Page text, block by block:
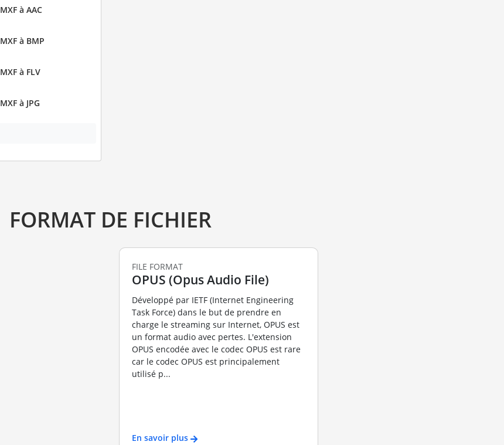
MXF à AAC
MXF à BMP
MXF à FLV
MXF à JPG
FORMAT DE FICHIER
FILE FORMAT
OPUS (Opus Audio File)
Développé par IETF (Internet Engineering
Task Force) dans le but de prendre en
charge le streaming sur Internet, OPUS est
un format audio avec pertes. L'extension
OPUS encodée avec le codec OPUS est rare
car le codec OPUS est principalement
utilisé p...
En savoir plus